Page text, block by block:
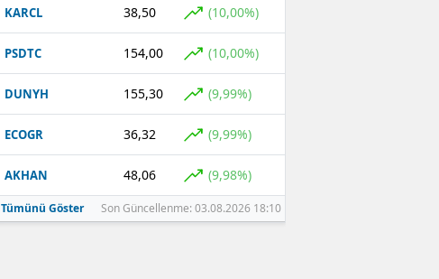
KARCL 38,50 (10,00%)
PSDTC 154,00 (10,00%)
DUNYH 155,30 (9,99%)
ECOGR 36,32 (9,99%)
AKHAN 48,06 (9,98%)
Tümünü Göster Son Güncellenme: 03.08.2026 18:10